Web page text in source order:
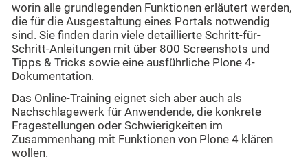
worin alle grundlegenden Funktionen erläutert werden,
die für die Ausgestaltung eines Portals notwendig
sind. Sie finden darin viele detaillierte Schritt-für-
Schritt-Anleitungen mit über 800 Screenshots und
Tipps & Tricks sowie eine ausführliche Plone 4-
Dokumentation.
Das Online-Training eignet sich aber auch als
Nachschlagewerk für Anwendende, die konkrete
Fragestellungen oder Schwierigkeiten im
Zusammenhang mit Funktionen von Plone 4 klären
wollen.